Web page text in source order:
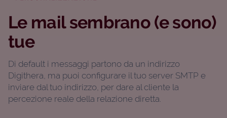
Le mail sembrano (e sono)
tue
Di default i messaggi partono da un indirizzo
Digithera, ma puoi configurare il tuo server SMTP e
inviare dal tuo indirizzo, per dare al cliente la
percezione reale della relazione diretta.